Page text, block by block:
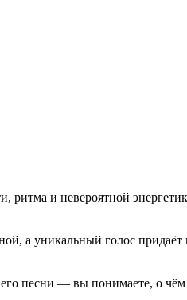
ритма и невероятной
а уникальный голос
песни — вы понимаете, о